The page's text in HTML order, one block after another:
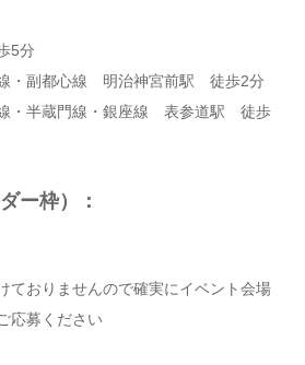
5分
・副都心線 明治神宮前駅 徒歩2分
・半蔵門線・銀座線 表参道駅 徒歩
ー枠）：
ておりませんので確実にイベント会場
応募ください